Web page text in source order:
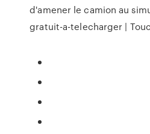
d'amener le camion au
gratuit-a-telecharger |